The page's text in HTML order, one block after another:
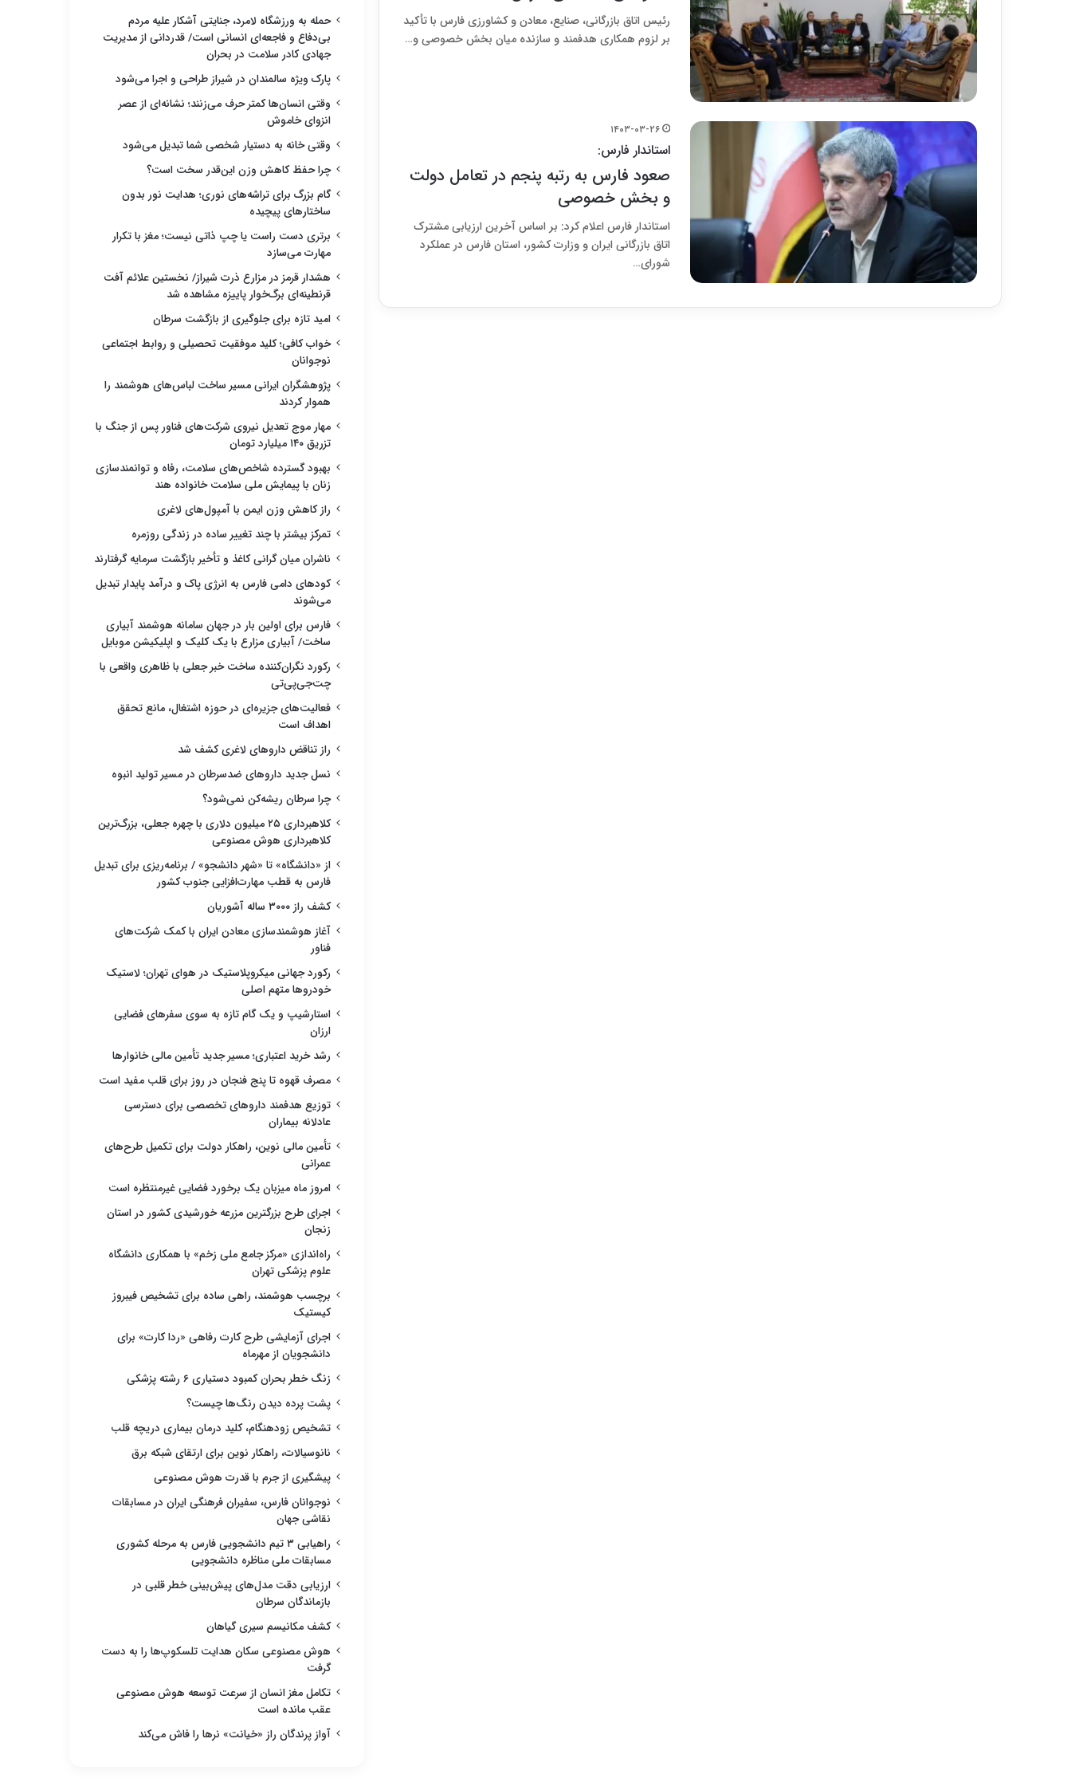
رئیس اتاق بازرگانی، صنایع، معادن و کشاورزی فارس با تأکید
بر لزوم همکاری هدفمند و سازنده میان بخش خصوصی و…
۱۴۰۳-۰۳-۲۶
استاندار فارس:
صعود فارس به رتبه پنجم در تعامل دولت
و بخش خصوصی
استاندار فارس اعلام کرد: بر اساس آخرین ارزیابی مشترک
اتاق بازرگانی ایران و وزارت کشور، استان فارس در عملکرد
شورای…
حمله به ورزشگاه لامرد، جنایتی آشکار علیه مردم
بی‌دفاع و فاجعه‌ای انسانی است/ قدردانی از مدیریت
جهادی کادر سلامت در بحران
پارک ویژه سالمندان در شیراز طراحی و اجرا می‌شود
وقتی انسان‌ها کمتر حرف می‌زنند؛ نشانه‌ای از عصر
انزوای خاموش
وقتی خانه به دستیار شخصی شما تبدیل می‌شود
چرا حفظ کاهش وزن این‌قدر سخت است؟
گام بزرگ برای تراشه‌های نوری؛ هدایت نور بدون
ساختارهای پیچیده
برتری دست راست یا چپ ذاتی نیست؛ مغز با تکرار
مهارت می‌سازد
هشدار قرمز در مزارع ذرت شیراز/ نخستین علائم آفت
قرنطینه‌ای برگ‌خوار پاییزه مشاهده شد
امید تازه برای جلوگیری از بازگشت سرطان
خواب کافی؛ کلید موفقیت تحصیلی و روابط اجتماعی
نوجوانان
پژوهشگران ایرانی مسیر ساخت لباس‌های هوشمند را
هموار کردند
مهار موج تعدیل نیروی شرکت‌های فناور پس از جنگ با
تزریق ۱۴۰ میلیارد تومان
بهبود گسترده شاخص‌های سلامت، رفاه و توانمندسازی
زنان با پیمایش ملی سلامت خانواده هند
راز کاهش وزن ایمن با آمپول‌های لاغری
تمرکز بیشتر با چند تغییر ساده در زندگی روزمره
ناشران میان گرانی کاغذ و تأخیر بازگشت سرمایه گرفتارند
کودهای دامی فارس به انرژی پاک و درآمد پایدار تبدیل
می‌شوند
فارس برای اولین بار در جهان سامانه هوشمند آبیاری
ساخت/ آبیاری مزارع با یک کلیک و اپلیکیشن موبایل
رکورد نگران‌کننده ساخت خبر جعلی با ظاهری واقعی با
چت‌جی‌پی‌تی
فعالیت‌های جزیره‌ای در حوزه اشتغال، مانع تحقق
اهداف است
راز تناقض داروهای لاغری کشف شد
نسل جدید داروهای ضدسرطان در مسیر تولید انبوه
چرا سرطان ریشه‌کن نمی‌شود؟
کلاهبرداری ۲۵ میلیون دلاری با چهره جعلی، بزرگ‌ترین
کلاهبرداری هوش مصنوعی
از «دانشگاه» تا «شهر دانشجو» / برنامه‌ریزی برای تبدیل
فارس به قطب مهارت‌افزایی جنوب کشور
کشف راز ۳۰۰۰ ساله آشوریان
آغاز هوشمندسازی معادن ایران با کمک شرکت‌های
فناور
رکورد جهانی میکروپلاستیک در هوای تهران؛ لاستیک
خودروها متهم اصلی
استارشیپ و یک گام تازه به سوی سفرهای فضایی
ارزان
رشد خرید اعتباری؛ مسیر جدید تأمین مالی خانوارها
مصرف قهوه تا پنج فنجان در روز برای قلب مفید است
توزیع هدفمند داروهای تخصصی برای دسترسی
عادلانه بیماران
تأمین مالی نوین، راهکار دولت برای تکمیل طرح‌های
عمرانی
امروز ماه میزبان یک برخورد فضایی غیرمنتظره است
اجرای طرح بزرگترین مزرعه خورشیدی کشور در استان
زنجان
راه‌اندازی «مرکز جامع ملی زخم» با همکاری دانشگاه
علوم پزشکی تهران
برچسب هوشمند، راهی ساده برای تشخیص فیبروز
کیستیک
اجرای آزمایشی طرح کارت رفاهی «ردا کارت» برای
دانشجویان از مهرماه
زنگ خطر بحران کمبود دستیاری ۶ رشته پزشکی
پشت پرده دیدن رنگ‌ها چیست؟
تشخیص زودهنگام، کلید درمان بیماری دریچه قلب
نانوسیالات، راهکار نوین برای ارتقای شبکه برق
پیشگیری از جرم با قدرت هوش مصنوعی
نوجوانان فارس، سفیران فرهنگی ایران در مسابقات
نقاشی جهان
راهیابی ۳ تیم دانشجویی فارس به مرحله کشوری
مسابقات ملی مناظره دانشجویی
ارزیابی دقت مدل‌های پیش‌بینی خطر قلبی در
بازماندگان سرطان
کشف مکانیسم سیری گیاهان
هوش مصنوعی سکان هدایت تلسکوپ‌ها را به دست
گرفت
تکامل مغز انسان از سرعت توسعه هوش مصنوعی
عقب مانده است
آواز پرندگان راز «خیانت» نرها را فاش می‌کند